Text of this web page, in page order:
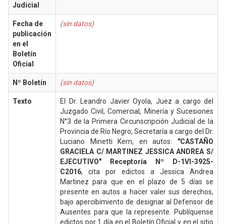
Judicial
Fecha de
publicación
en el
Boletín
Oficial
(sin datos)
Nº Boletín (sin datos)
Texto
El Dr. Leandro Javier Oyola, Juez a cargo del
Juzgado Civil, Comercial, Minería y Sucesiones
N°3 de la Primera Circunscripción Judicial de la
Provincia de Río Negro; Secretaría a cargo del Dr.
Luciano Minetti Kern, en autos: "CASTAÑO
GRACIELA C/ MARTINEZ JESSICA ANDREA S/
EJECUTIVO" Receptoría Nº D-1VI-3925-
C2016, cita por edictos a Jessica Andrea
Martinez para que en el plazo de 5 días se
presente en autos a hacer valer sus derechos,
bajo apercibimiento de designar al Defensor de
Ausentes para que la represente. Publíquense
edictos por 1 día en el Boletín Oficial y en el sitio